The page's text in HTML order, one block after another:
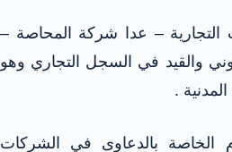
– عدا شركة المحاصة –
والقيد في السجل التجاري وهو
.
الخاصة بالدعاوى في الشركات